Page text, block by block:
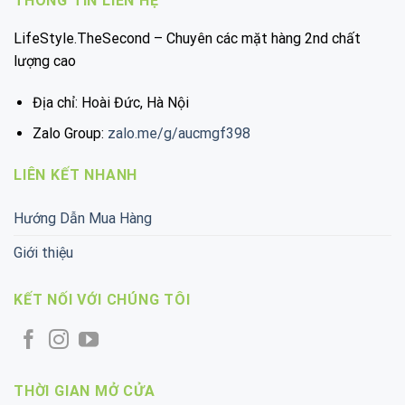
LifeStyle.TheSecond – Chuyên các mặt hàng 2nd chất
lượng cao
Địa chỉ: Hoài Đức, Hà Nội
Zalo Group: zalo.me/g/aucmgf398
LIÊN KẾT NHANH
Hướng Dẫn Mua Hàng
Giới thiệu
KẾT NỐI VỚI CHÚNG TÔI
THỜI GIAN MỞ CỬA